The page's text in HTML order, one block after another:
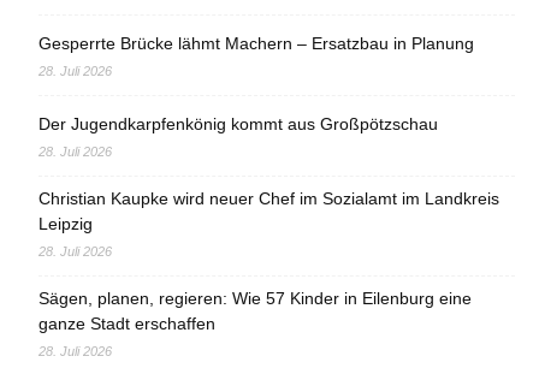
Gesperrte Brücke lähmt Machern – Ersatzbau in Planung
28. Juli 2026
Der Jugendkarpfenkönig kommt aus Großpötzschau
28. Juli 2026
Christian Kaupke wird neuer Chef im Sozialamt im Landkreis
Leipzig
28. Juli 2026
Sägen, planen, regieren: Wie 57 Kinder in Eilenburg eine
ganze Stadt erschaffen
28. Juli 2026